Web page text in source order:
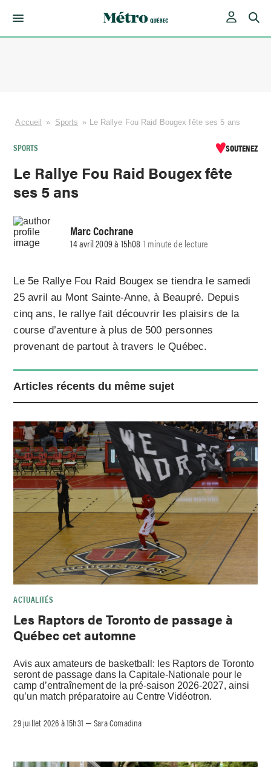
Accueil » Sports » Le Rallye Fou Raid Bougex fête ses 5 ans
SPORTS SOUTENEZ
Le Rallye Fou Raid Bougex fête
ses 5 ans
Marc Cochrane
14 avril 2009 à 15h08 1 minute de lecture
Le 5e Rallye Fou Raid Bougex se tiendra le samedi
25 avril au Mont Sainte-Anne, à Beaupré. Depuis
cinq ans, le rallye fait découvrir les plaisirs de la
course d’aventure à plus de 500 personnes
provenant de partout à travers le Québec.
Articles récents du même sujet
ACTUALITÉS
Les Raptors de Toronto de passage à
Québec cet automne
Avis aux amateurs de basketball: les Raptors de Toronto
seront de passage dans la Capitale-Nationale pour le
camp d’entraînement de la pré-saison 2026-2027, ainsi
qu’un match préparatoire au Centre Vidéotron.
29 juillet 2026 à 15h31 –Sara Comadina